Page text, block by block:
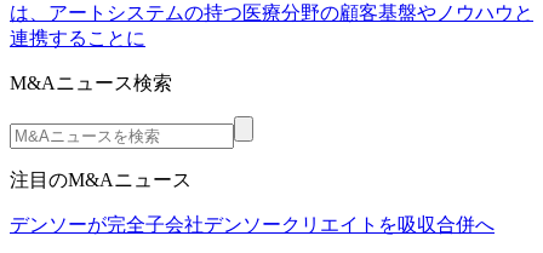
は、アートシステムの持つ医療分野の顧客基盤やノウハウと
連携することに
M&Aニュース検索
注目のM&Aニュース
デンソーが完全子会社デンソークリエイトを吸収合併へ